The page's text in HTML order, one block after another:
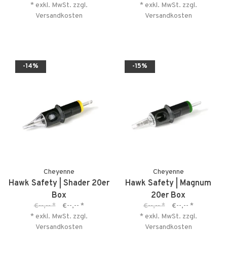
* exkl. MwSt. zzgl.
Versandkosten
* exkl. MwSt. zzgl.
Versandkosten
-14%
Cheyenne
Hawk Safety | Shader 20er
Box
€--,--* €--,-- *
* exkl. MwSt. zzgl.
Versandkosten
-15%
Cheyenne
Hawk Safety | Magnum
20er Box
€--,--* €--,-- *
* exkl. MwSt. zzgl.
Versandkosten